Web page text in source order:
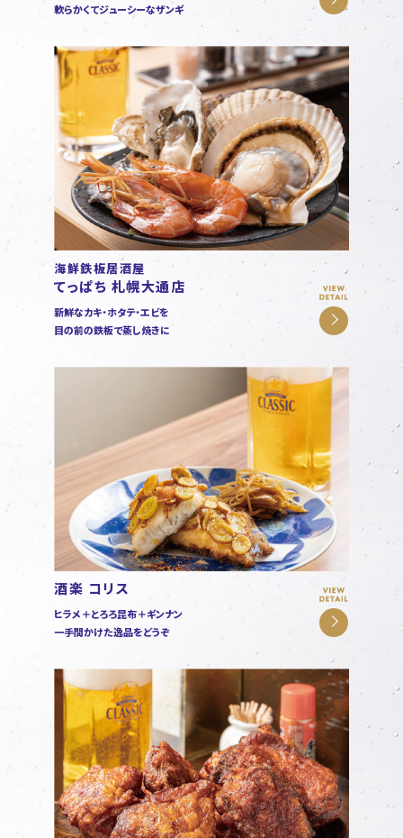
軟らかくてジューシーなザンギ
海鮮鉄板居酒屋
てっぱち 札幌大通店
新鮮なカキ・ホタテ・エビを
目の前の鉄板で蒸し焼きに
酒楽 コリス
ヒラメ＋とろろ昆布＋ギンナン
一手間かけた逸品をどうぞ